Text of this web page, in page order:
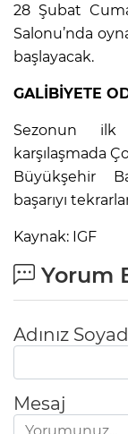
28 Şubat
Salonu’nda
başlayacak.
GALİBİYETE
Sezonun ilk
karşılaşmada
Büyükşehir
başarıyı
Kaynak: IGF
Yorum
Adınız
Mesaj